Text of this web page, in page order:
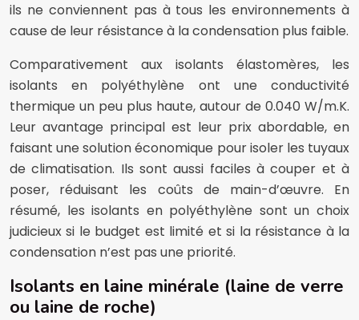
ils ne conviennent pas à tous les environnements à
cause de leur résistance à la condensation plus faible.
Comparativement aux isolants élastomères, les
isolants en polyéthylène ont une conductivité
thermique un peu plus haute, autour de 0.040 W/m.K.
Leur avantage principal est leur prix abordable, en
faisant une solution économique pour isoler les tuyaux
de climatisation. Ils sont aussi faciles à couper et à
poser, réduisant les coûts de main-d’œuvre. En
résumé, les isolants en polyéthylène sont un choix
judicieux si le budget est limité et si la résistance à la
condensation n’est pas une priorité.
Isolants en laine minérale (laine de verre
ou laine de roche)